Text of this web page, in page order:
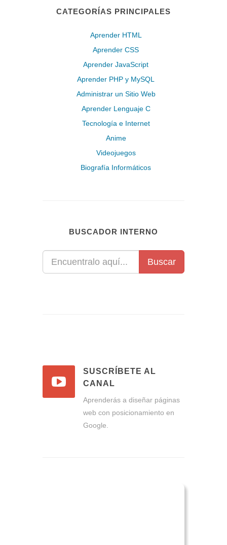
CATEGORÍAS PRINCIPALES
Aprender HTML
Aprender CSS
Aprender JavaScript
Aprender PHP y MySQL
Administrar un Sitio Web
Aprender Lenguaje C
Tecnología e Internet
Anime
Videojuegos
Biografía Informáticos
BUSCADOR INTERNO
Buscar
SUSCRÍBETE AL
CANAL
Aprenderás a diseñar páginas
web con posicionamiento en
Google.